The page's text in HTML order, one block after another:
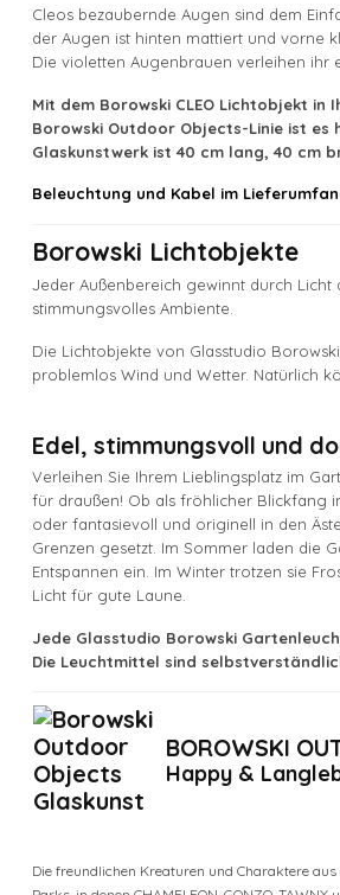
Cleos bezaubernde Augen sind dem
der Augen ist hinten mattiert und vorne
Die violetten Augenbrauen verleihen ihr
Mit dem Borowski CLEO Lichtobjekt in
Borowski Outdoor Objects-Linie ist
Glaskunstwerk ist 40 cm lang, 40 cm
Beleuchtung und Kabel im
Borowski Lichtobjekte
Jeder Außenbereich gewinnt durch
stimmungsvolles Ambiente.
Die Lichtobjekte von Glasstudio
problemlos Wind und Wetter. Natürlich
Edel, stimmungsvoll und
Verleihen Sie Ihrem Lieblingsplatz im
für draußen! Ob als fröhlicher Blickfang
oder fantasievoll und originell in den
Grenzen gesetzt. Im Sommer laden die
Entspannen ein. Im Winter trotzen sie
Licht für gute Laune.
Jede Glasstudio Borowski
Die Leuchtmittel sind
BOROWSKI
Happy &
Die freundlichen Kreaturen und Charaktere aus